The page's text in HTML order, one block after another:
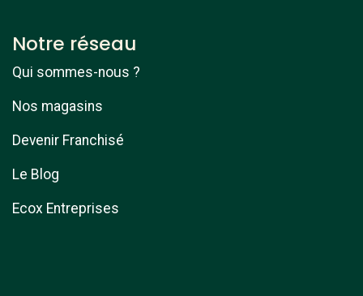
Notre réseau
Qui sommes-nous ?
Nos magasins
Devenir Franchisé
Le Blog
Ecox Entreprises